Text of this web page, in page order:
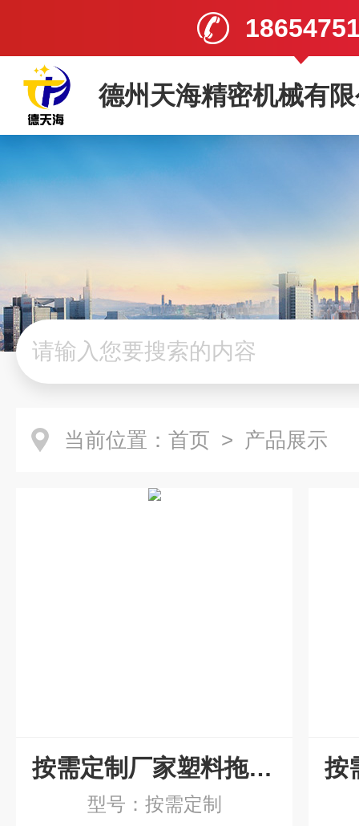
德州天海精密机械有
当前位置： 首页 > 产品展示
按需定制厂家塑料拖链规格
型号：按需定制